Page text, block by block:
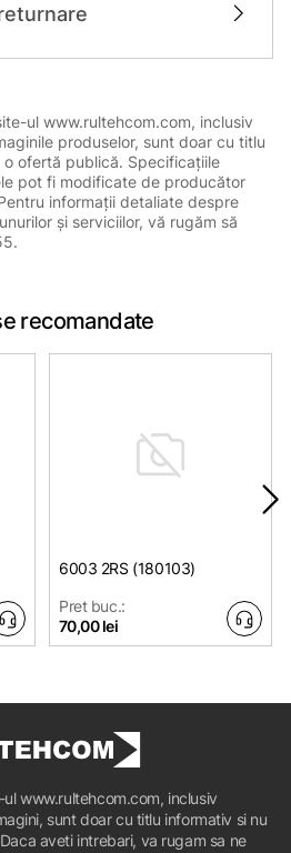
ul www.rultehcom.com, inclusiv
produselor, sunt doar cu titlu
ofertă publică. Specificațiile
pot fi modificate de producător
informații detaliate despre
și serviciilor, vă rugăm să
recomandate
6003 2RS (180103)
Pret buc.:
70,00 lei
www.rultehcom.com, inclusiv
sunt doar cu titlu informativ si nu
aveti intrebari, va rugam sa ne